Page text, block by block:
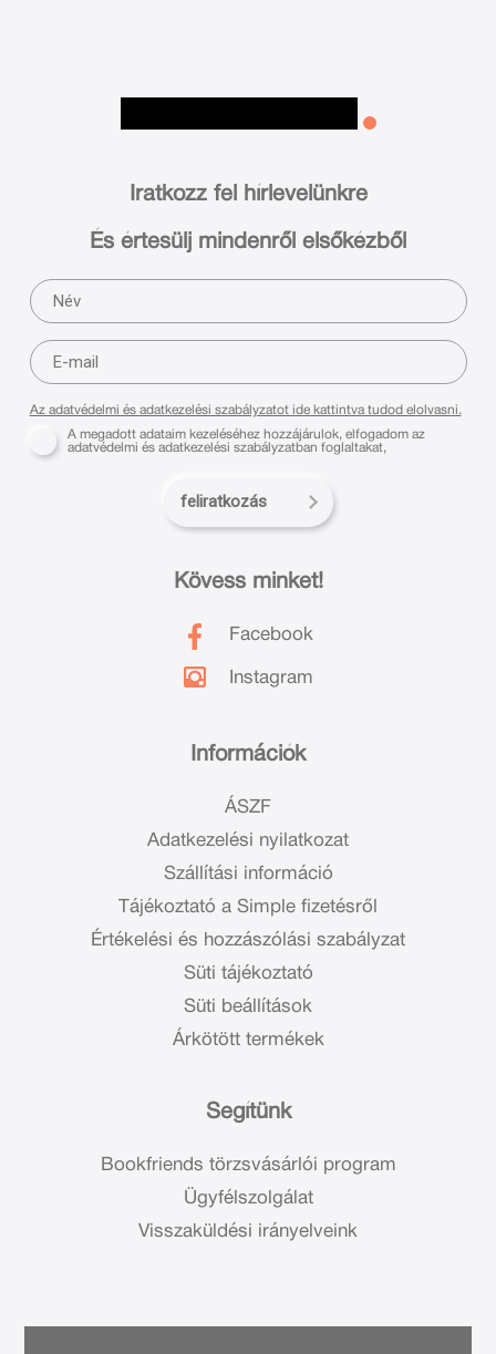
Információk
ÁSZF
Adatkezelési nyilatkozat
Szállítási információ
Tájékoztató a Simple fizetésről
Értékelési és hozzászólási szabályzat
Süti tájékoztató
Süti beállítások
Árkötött termékek
Segítünk
Bookfriends törzsvásárlói program
Ügyfélszolgálat
Visszaküldési irányelveink
Kövess minket!
Facebook
Instagram
Iratkozz fel hírlevelünkre
És értesülj mindenről elsőkézből
Az adatvédelmi és adatkezelési szabályzatot ide kattintva tudod elolvasni.
A megadott adataim kezeléséhez hozzájárulok, elfogadom az
adatvédelmi és adatkezelési szabályzatban foglaltakat,
feliratkozás